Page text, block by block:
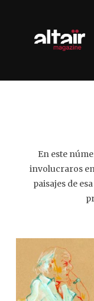
En este
involucraros
paisajes de